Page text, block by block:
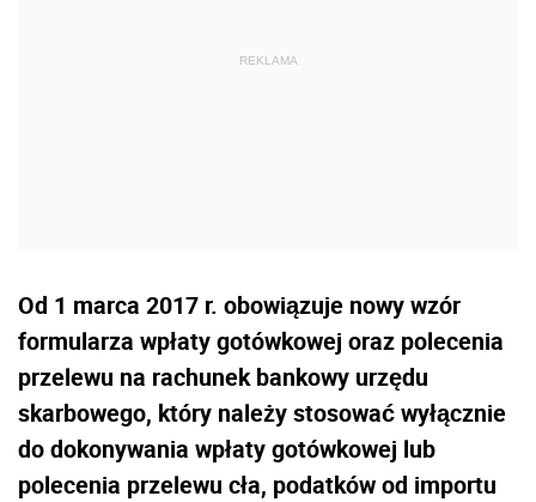
Od 1 marca 2017 r. obowiązuje nowy wzór
formularza wpłaty gotówkowej oraz polecenia
przelewu na rachunek bankowy urzędu
skarbowego, który należy stosować wyłącznie
do dokonywania wpłaty gotówkowej lub
polecenia przelewu cła, podatków od importu